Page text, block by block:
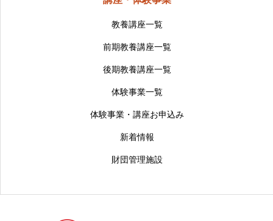
教養講座一覧
前期教養講座一覧
後期教養講座一覧
体験事業一覧
体験事業・講座お申込み
新着情報
財団管理施設